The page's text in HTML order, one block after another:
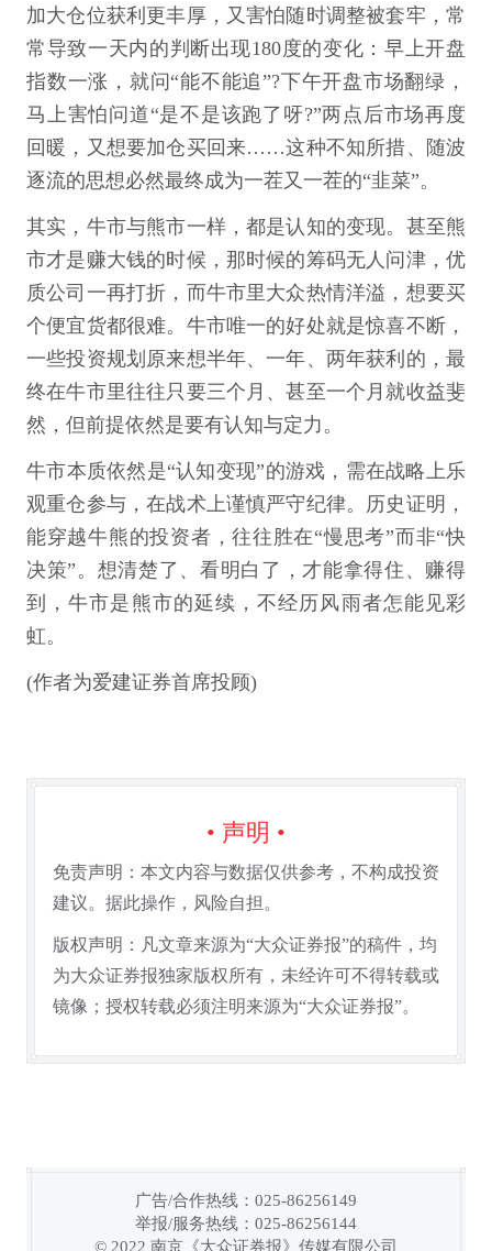
加大仓位获利更丰厚，又害怕随时调整被套牢，常
常导致一天内的判断出现180度的变化：早上开盘
指数一涨，就问“能不能追”?下午开盘市场翻绿，
马上害怕问道“是不是该跑了呀?”两点后市场再度
回暖，又想要加仓买回来……这种不知所措、随波
逐流的思想必然最终成为一茬又一茬的“韭菜”。
其实，牛市与熊市一样，都是认知的变现。甚至熊
市才是赚大钱的时候，那时候的筹码无人问津，优
质公司一再打折，而牛市里大众热情洋溢，想要买
个便宜货都很难。牛市唯一的好处就是惊喜不断，
一些投资规划原来想半年、一年、两年获利的，最
终在牛市里往往只要三个月、甚至一个月就收益斐
然，但前提依然是要有认知与定力。
牛市本质依然是“认知变现”的游戏，需在战略上乐
观重仓参与，在战术上谨慎严守纪律。历史证明，
能穿越牛熊的投资者，往往胜在“慢思考”而非“快
决策”。想清楚了、看明白了，才能拿得住、赚得
到，牛市是熊市的延续，不经历风雨者怎能见彩
虹。
(作者为爱建证券首席投顾)
• 声明 •
免责声明：本文内容与数据仅供参考，不构成投资
建议。据此操作，风险自担。
版权声明：凡文章来源为“大众证券报”的稿件，均
为大众证券报独家版权所有，未经许可不得转载或
镜像；授权转载必须注明来源为“大众证券报”。
广告/合作热线：025-86256149
举报/服务热线：025-86256144
© 2022 南京《大众证券报》传媒有限公司
链接复制成功！